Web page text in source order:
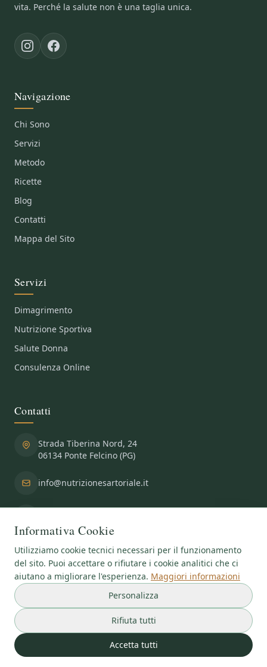
vita. Perché la salute non è una taglia unica.
Navigazione
Chi Sono
Servizi
Metodo
Ricette
Blog
Contatti
Mappa del Sito
Servizi
Dimagrimento
Nutrizione Sportiva
Salute Donna
Consulenza Online
Contatti
Strada Tiberina Nord, 24
06134 Ponte Felcino (PG)
info@nutrizionesartoriale.it
+39 075 691 752
Centro Medico Specialistico Fisiosalus SRL
Privacy & Cookies Policy
|
Aut. Sanitaria Prot. 68173 | Direttore Sanitario: Dr. Stefano Lignini -
Ordine Medici Perugia n. 05639
Informativa Cookie
Utilizziamo cookie tecnici necessari per il funzionamento
del sito. Puoi accettare o rifiutare i cookie analitici che ci
aiutano a migliorare l'esperienza. Maggiori informazioni
Personalizza
Rifiuta tutti
Accetta tutti